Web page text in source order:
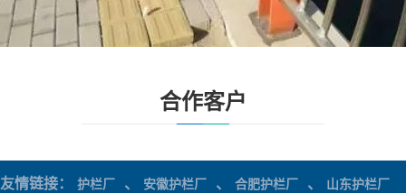
合作客户
友情链接： 护栏厂 、 安徽护栏厂 、 合肥护栏厂 、 山东护栏厂